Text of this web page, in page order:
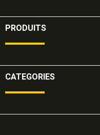
PRODUITS
CATEGORIES